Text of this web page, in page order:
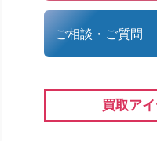
ご相談・ご質問
買取ア